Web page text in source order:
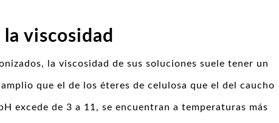
viscosidad
la viscosidad de sus soluciones suele tener un
que el de los éteres de celulosa que el del caucho
excede de 3 a 11, se encuentran a temperaturas más